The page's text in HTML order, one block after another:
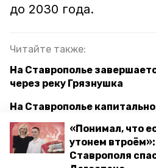
«Понимал, что
утонем
Ставрополя
до 2030 года.
Читайте также:
На Ставрополье
через реку Грязнушка
На Ставрополье
мост через реку Подкумок
В Предгорном округе по
построят мост и обновят